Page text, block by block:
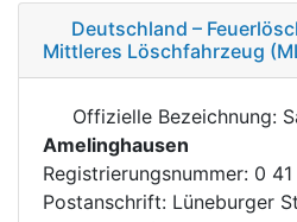
Deutschland –
Mittleres Löschfahrzeug
Offizielle Bezeichnung:
Amelinghausen
Registrierungsnummer: 0
Postanschrift: Lüneburger